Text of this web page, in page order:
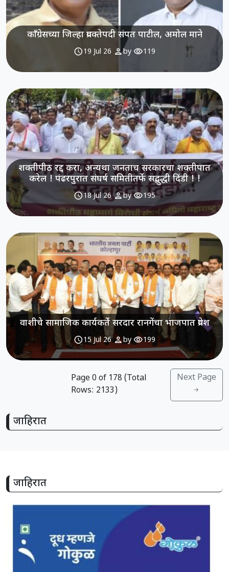
काँग्रेसच्या जिल्हा प्रवक्तेपदी संपत पाटील, अमोल माने
schedule19 Jul 26 personby visibility119
शक्तीपीठ रद्द करा, अन्यथा जनताच सरकारचा शक्तीपात
करेल ! पंढरपुरात संघर्ष समितीतर्फे सद्बुद्धी दिंडी ! !
schedule18 Jul 26 personby visibility195
वाशीचे सामाजिक कार्यकर्ते सरदार रानगेंचा भाजपात प्रवेश
schedule15 Jul 26 personby visibility199
Page0 of 178 (Total
Rows: 2133)
Next Page
जाहिरात
जाहिरात